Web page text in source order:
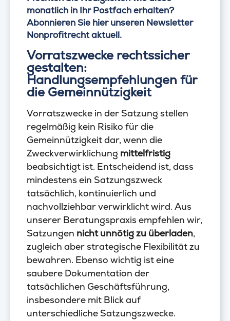
monatlich in Ihr Postfach erhalten?
Abonnieren Sie hier unseren Newsletter
Nonprofitrecht aktuell.
Vorratszwecke rechtssicher
gestalten:
Handlungsempfehlungen für
die Gemeinnützigkeit
Vorratszwecke in der Satzung stellen
regelmäßig kein Risiko für die
Gemeinnützigkeit dar, wenn die
Zweckverwirklichung mittelfristig
beabsichtigt ist. Entscheidend ist, dass
mindestens ein Satzungszweck
tatsächlich, kontinuierlich und
nachvollziehbar verwirklicht wird. Aus
unserer Beratungspraxis empfehlen wir,
Satzungen nicht unnötig zu überladen,
zugleich aber strategische Flexibilität zu
bewahren. Ebenso wichtig ist eine
saubere Dokumentation der
tatsächlichen Geschäftsführung,
insbesondere mit Blick auf
unterschiedliche Satzungszwecke.